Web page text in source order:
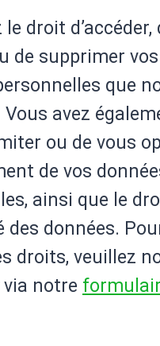
droit d’accéder,
de supprimer vos
que
avez
ou de vous
de vos
ainsi que le
des données.
droits, veuillez
notre